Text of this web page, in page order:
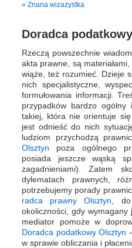
« Znana wizażystka
Doradca
Rzeczą powszechnie
akta prawne, są
wiąże, też rozumieć. Dzieje
nich specjalistyczne,
formułowania informacji.
przypadków bardzo
takiej, która nie orientuje
jest odnieść do nich
ludziom przychodzą
Olsztyn poza ogólnego
posiada jeszcze wąską
zagadnieniami). Zatem
dylematach prawnych,
potrzebujemy porady
radca prawny Olsztyn ,
okoliczności, gdy
mediator pomoże w
Doradca podatkowy Olsztyn
w sprawie obliczania i